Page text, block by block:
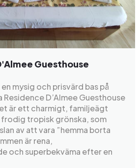
Guesthouse
mysig och prisvärd bas på
Residence D’Almee Guesthouse
är ett charmigt, familjeägt
tropisk grönska, som
av att vara ”hemma borta
är rena,
och superbekväma efter en